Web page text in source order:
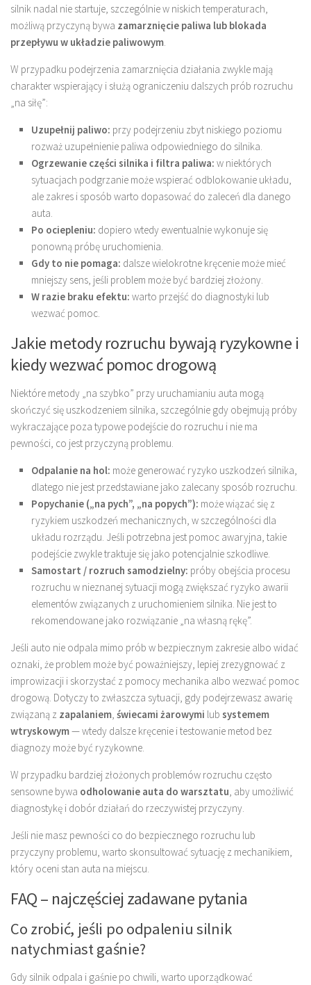
silnik nadal nie startuje, szczególnie w niskich temperaturach,
możliwą przyczyną bywa zamarznięcie paliwa lub blokada
przepływu w układzie paliwowym.
W przypadku podejrzenia zamarznięcia działania zwykle mają
charakter wspierający i służą ograniczeniu dalszych prób rozruchu
„na siłę”:
Uzupełnij paliwo: przy podejrzeniu zbyt niskiego poziomu
rozważ uzupełnienie paliwa odpowiedniego do silnika.
Ogrzewanie części silnika i filtra paliwa: w niektórych
sytuacjach podgrzanie może wspierać odblokowanie układu,
ale zakres i sposób warto dopasować do zaleceń dla danego
auta.
Po ociepleniu: dopiero wtedy ewentualnie wykonuje się
ponowną próbę uruchomienia.
Gdy to nie pomaga: dalsze wielokrotne kręcenie może mieć
mniejszy sens, jeśli problem może być bardziej złożony.
W razie braku efektu: warto przejść do diagnostyki lub
wezwać pomoc.
Jakie metody rozruchu bywają ryzykowne i
kiedy wezwać pomoc drogową
Niektóre metody „na szybko” przy uruchamianiu auta mogą
skończyć się uszkodzeniem silnika, szczególnie gdy obejmują próby
wykraczające poza typowe podejście do rozruchu i nie ma
pewności, co jest przyczyną problemu.
Odpalanie na hol: może generować ryzyko uszkodzeń silnika,
dlatego nie jest przedstawiane jako zalecany sposób rozruchu.
Popychanie („na pych”, „na popych”): może wiązać się z
ryzykiem uszkodzeń mechanicznych, w szczególności dla
układu rozrządu. Jeśli potrzebna jest pomoc awaryjna, takie
podejście zwykle traktuje się jako potencjalnie szkodliwe.
Samostart / rozruch samodzielny: próby obejścia procesu
rozruchu w nieznanej sytuacji mogą zwiększać ryzyko awarii
elementów związanych z uruchomieniem silnika. Nie jest to
rekomendowane jako rozwiązanie „na własną rękę”.
Jeśli auto nie odpala mimo prób w bezpiecznym zakresie albo widać
oznaki, że problem może być poważniejszy, lepiej zrezygnować z
improwizacji i skorzystać z pomocy mechanika albo wezwać pomoc
drogową. Dotyczy to zwłaszcza sytuacji, gdy podejrzewasz awarię
związaną z zapalaniem, świecami żarowymi lub systemem
wtryskowym— wtedy dalsze kręcenie i testowanie metod bez
diagnozy może być ryzykowne.
W przypadku bardziej złożonych problemów rozruchu często
sensowne bywa odholowanie auta do warsztatu, aby umożliwić
diagnostykę i dobór działań do rzeczywistej przyczyny.
Jeśli nie masz pewności co do bezpiecznego rozruchu lub
przyczyny problemu, warto skonsultować sytuację z mechanikiem,
który oceni stan auta na miejscu.
FAQ – najczęściej zadawane pytania
Co zrobić, jeśli po odpaleniu silnik
natychmiast gaśnie?
Gdy silnik odpala i gaśnie po chwili, warto uporządkować